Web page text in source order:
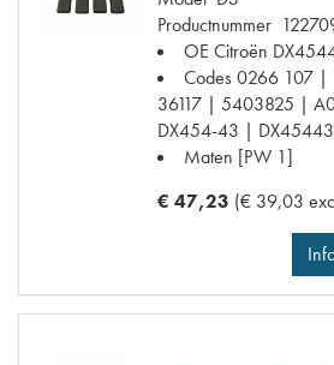
Productnummer
OE Citroën
Codes0266 107 |
36117 | 5403825 |
DX454-43 |
Maten [PW 1]
€ 47,23 (€ 39,03